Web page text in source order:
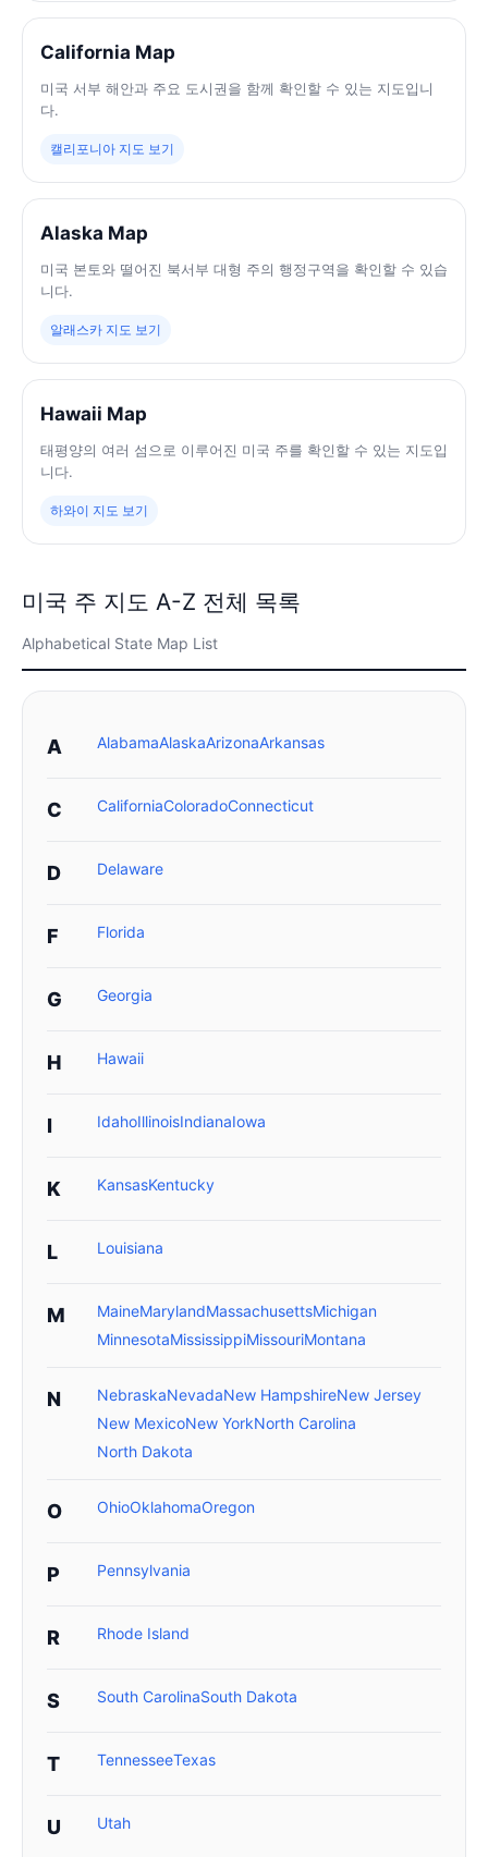
California Map
미국 서부 해안과 주요 도시권을 함께 확인할 수 있는 지도입니
다.
캘리포니아 지도 보기
Alaska Map
미국 본토와 떨어진 북서부 대형 주의 행정구역을 확인할 수 있습
니다.
알래스카 지도 보기
Hawaii Map
태평양의 여러 섬으로 이루어진 미국 주를 확인할 수 있는 지도입
니다.
하와이 지도 보기
미국 주 지도 A-Z 전체 목록
Alphabetical State Map List
A AlabamaAlaskaArizonaArkansas
C CaliforniaColoradoConnecticut
D Delaware
F Florida
G Georgia
H Hawaii
I IdahoIllinoisIndianaIowa
K KansasKentucky
L Louisiana
M MaineMarylandMassachusettsMichigan
MinnesotaMississippiMissouriMontana
N NebraskaNevadaNew HampshireNew Jersey
New MexicoNew YorkNorth Carolina
North Dakota
O OhioOklahomaOregon
P Pennsylvania
R Rhode Island
S South CarolinaSouth Dakota
T TennesseeTexas
U Utah